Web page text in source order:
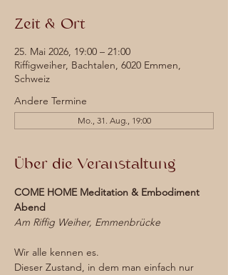
Zeit & Ort
25. Mai 2026, 19:00 – 21:00
Riffigweiher, Bachtalen, 6020 Emmen,
Schweiz
Andere Termine
Mo., 31. Aug., 19:00
Über die Veranstaltung
COME HOME Meditation & Embodiment
Abend
Am Riffig Weiher, Emmenbrücke
Wir alle kennen es.
Dieser Zustand, in dem man einfach nur